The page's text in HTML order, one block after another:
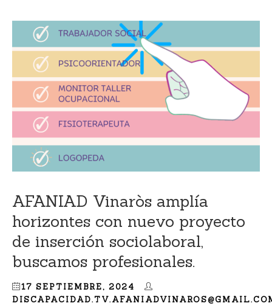
AFANIAD Vinaròs amplía
horizontes con nuevo proyecto
de inserción sociolaboral,
buscamos profesionales.
17 SEPTIEMBRE, 2024